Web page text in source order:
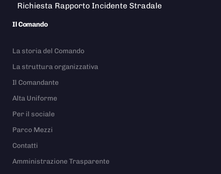
Richiesta Rapporto Incidente Stradale
Il Comando
La storia del Comando
La struttura organizzativa
Il Comandante
Alta Uniforme
Per il sociale
Parco Mezzi
Contatti
Amministrazione Trasparente